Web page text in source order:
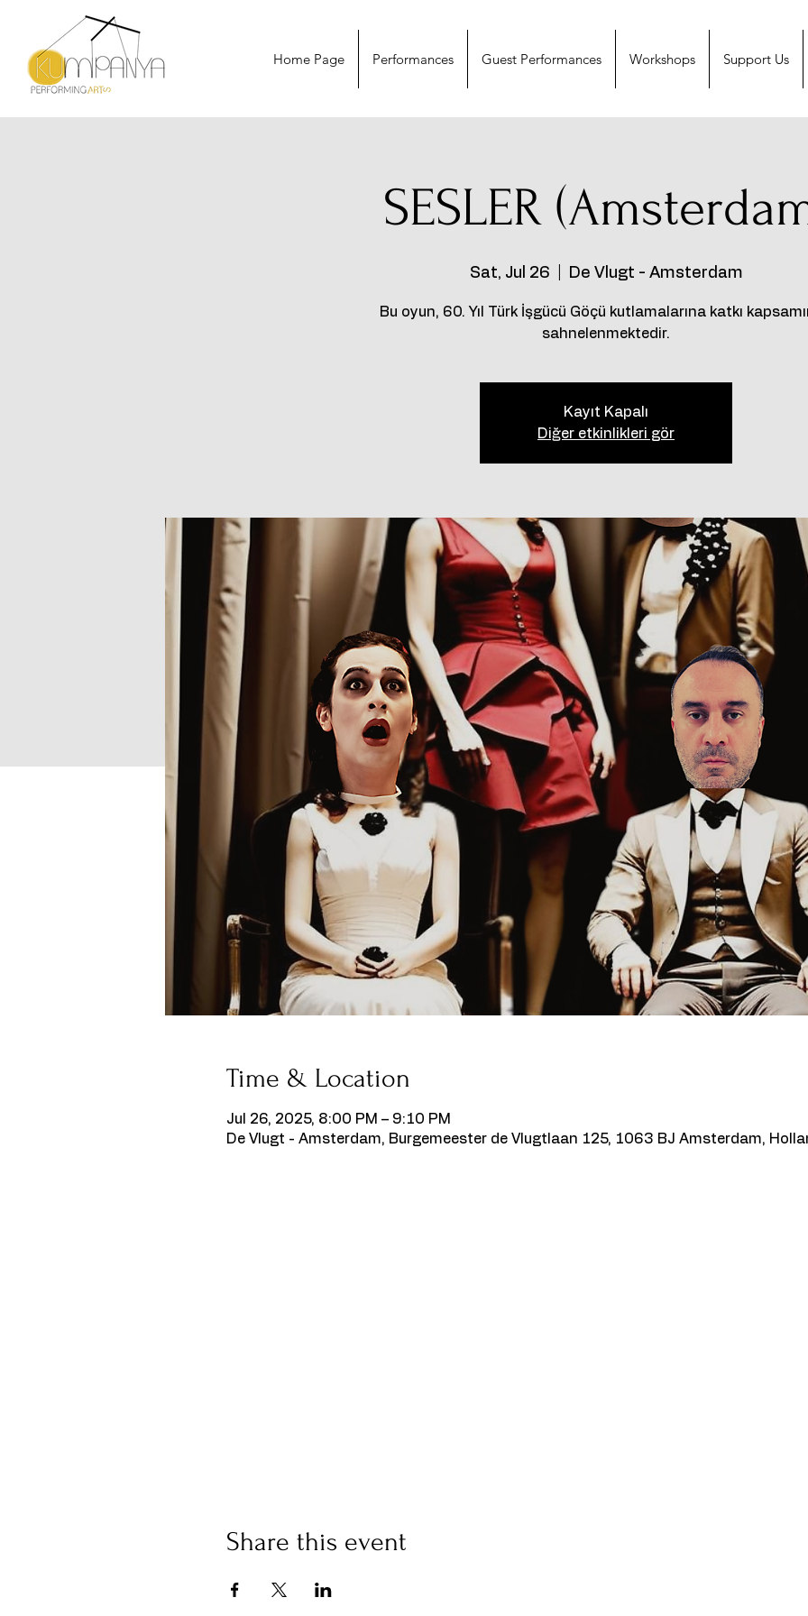
Home Page Performances Guest Performances Workshops Support Us
SESLER
Sat, Jul 26 De Vlugt - Amsterdam
Bu oyun, 60. Yıl Türk İşgücü Göçü kutlamalarına katkı
sahnelenmektedir.
Kayıt Kapalı
Diğer etkinlikleri gör
Time & Location
Jul 26, 2025, 8:00 PM – 9:10 PM
De Vlugt - Amsterdam, Burgemeester de Vlugtlaan 125, 1063 BJ Amsterdam,
Share this event